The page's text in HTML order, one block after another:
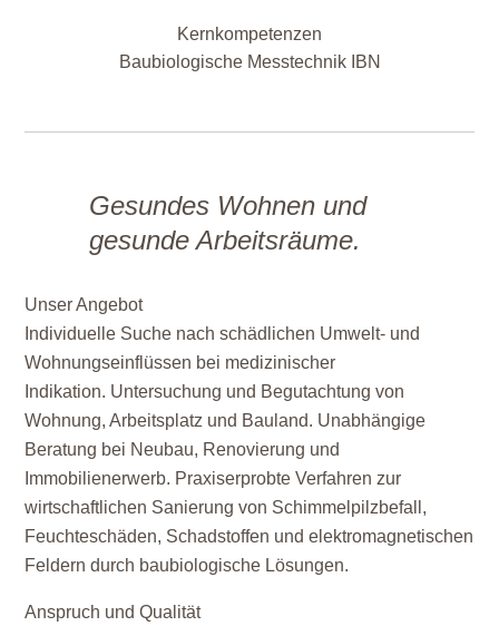
Kernkompetenzen
Baubiologische Messtechnik IBN
Gesundes Wohnen und
gesunde Arbeitsräume.
Unser Angebot
Individuelle Suche nach schädlichen Umwelt- und
Wohnungseinflüssen bei medizinischer
Indikation. Untersuchung und Begutachtung von
Wohnung, Arbeitsplatz und Bauland. Unabhängige
Beratung bei Neubau, Renovierung und
Immobilienerwerb. Praxiserprobte Verfahren zur
wirtschaftlichen Sanierung von Schimmelpilzbefall,
Feuchteschäden, Schadstoffen und elektromagnetischen
Feldern durch baubiologische Lösungen.
Anspruch und Qualität